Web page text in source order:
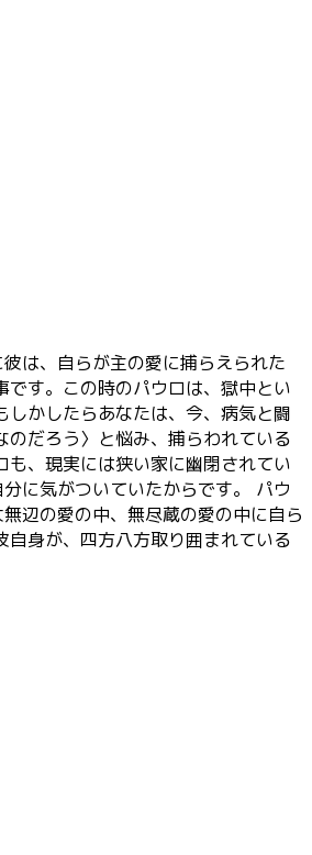
は、自らが主の愛に捕らえられた
す。この時のパウロは、獄中とい
かしたらあなたは、今、病気と闘
だろう〉と悩み、捕らわれている
、現実には狭い家に幽閉されてい
に気がついていたからです。 パウ
辺の愛の中、無尽蔵の愛の中に自ら
身が、四方八方取り囲まれている